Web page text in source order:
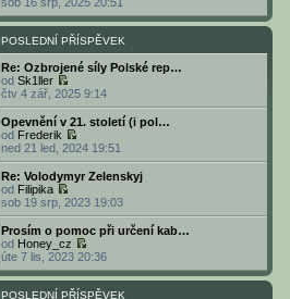
v
e
k
ř
í
s
p
ě
v
e
k
d
n
p
ř
í
s
p
ě
v
e
k
o
s
e
d
n
í
p
ř
í
s
p
ě
v
e
k
z
i
t
o
s
l
e
n
í
p
ř
í
p
ě
v
e
k
o
b
r
a
z
i
t
p
o
s
l
e
n
í
p
ř
í
s
p
ě
POSLEDNÍ PŘÍSPĚVEK
Re: Ozbrojené síly Polské rep…
od Sk1ller
Z
o
b
r
a
z
t
p
o
s
l
e
d
n
í
čtv 4 zář, 2025 9:14
Opevnění v 21. století (i pol…
od Frederik
Z
o
b
r
a
z
t
p
o
s
l
ned 21 led, 2024 19:51
Re: Volodymyr Zelenskyj
od Filipika
Z
o
b
r
a
z
i
t
sob 19 srp, 2023 19:03
Prosím o pomoc při určení kab…
od Honey_cz
Z
o
b
r
úte 7 lis, 2023 20:36
POSLEDNÍ PŘÍSPĚVEK